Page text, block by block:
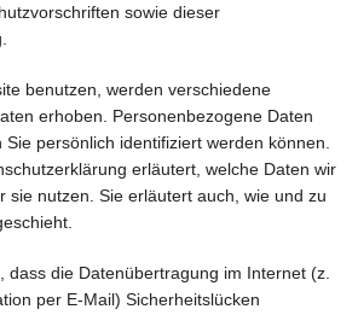
sowie dieser
benutzen, werden verschiedene
erhoben. Personenbezogene Daten
persönlich identifiziert werden können.
erläutert, welche Daten wir
sie nutzen. Sie erläutert auch, wie und zu
dass die Datenübertragung im Internet (z.
per E-Mail) Sicherheitslücken